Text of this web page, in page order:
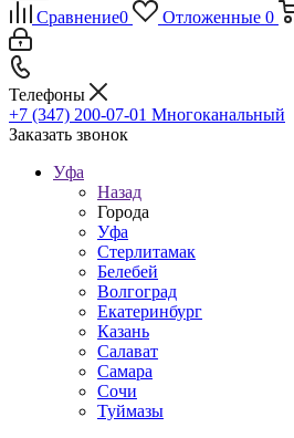
Сравнение0 Отложенные 0
Телефоны
+7 (347) 200-07-01 Многоканальный
Заказать звонок
Уфа
Назад
Города
Уфа
Стерлитамак
Белебей
Волгоград
Екатеринбург
Казань
Салават
Самара
Сочи
Туймазы